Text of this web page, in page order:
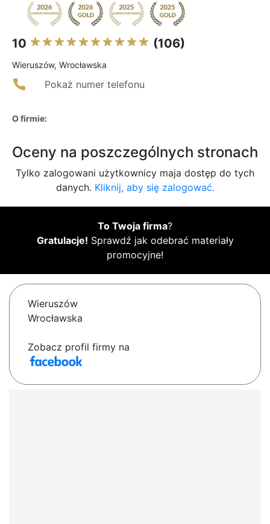
10 (106)
Wieruszów, Wrocławska
Pokaż numer telefonu
O firmie:
Oceny na poszczególnych stronach
Tylko zalogowani użytkownicy maja dostęp do tych
danych. Kliknij, aby się zalogować.
To Twoja firma?
Gratulacje! Sprawdź jak odebrać materiały
promocyjne!
Wieruszów
Wrocławska
Zobacz profil firmy na